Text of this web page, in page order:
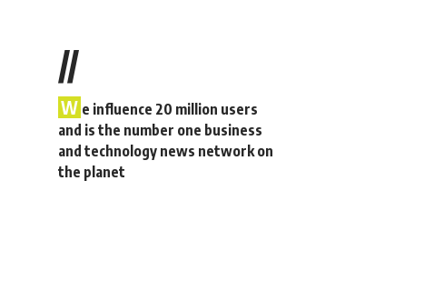
//
W e influence 20 million users
and is the number one business
and technology news network on
the planet